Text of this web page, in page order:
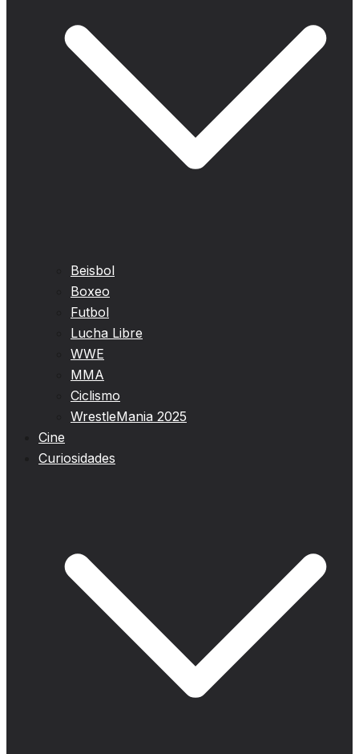
Beisbol
Boxeo
Futbol
Lucha Libre
WWE
MMA
Ciclismo
WrestleMania 2025
Cine
Curiosidades